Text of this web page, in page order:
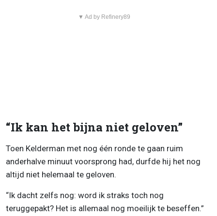
▼ Ad by Refinery89
“Ik kan het bijna niet geloven”
Toen Kelderman met nog één ronde te gaan ruim
anderhalve minuut voorsprong had, durfde hij het nog
altijd niet helemaal te geloven.
“Ik dacht zelfs nog: word ik straks toch nog
teruggepakt? Het is allemaal nog moeilijk te beseffen.”